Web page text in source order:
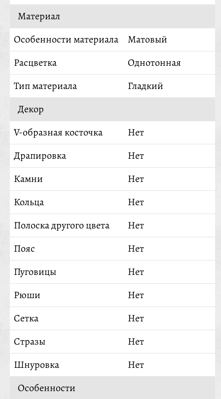
Материал
Особенности материала
Матовый
Расцветка
Однотонная
Тип материала
Гладкий
Декор
V-образная косточка
Нет
Драпировка
Нет
Камни
Нет
Кольца
Нет
Полоска другого цвета
Нет
Пояс
Нет
Пуговицы
Нет
Рюши
Нет
Сетка
Нет
Стразы
Нет
Шнуровка
Нет
Особенности